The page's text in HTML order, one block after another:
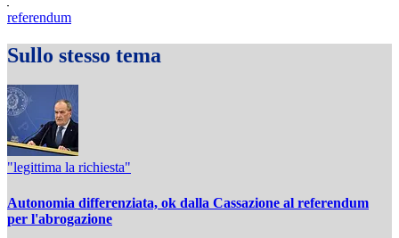
referendum
Sullo stesso tema
"legittima la richiesta"
Autonomia differenziata, ok dalla Cassazione al referendum
per l'abrogazione